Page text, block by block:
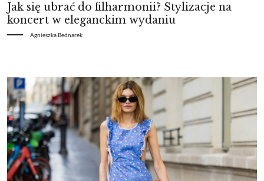
Jak się ubrać do filharmonii? Stylizacje na
koncert w eleganckim wydaniu
Agnieszka Bednarek